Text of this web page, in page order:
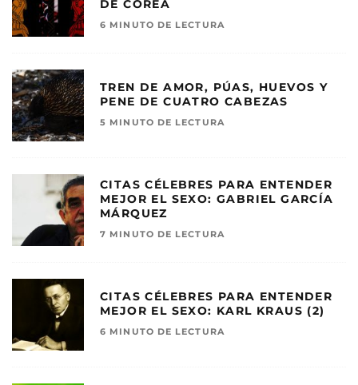
DE COREA
6 MINUTO DE LECTURA
TREN DE AMOR, PÚAS, HUEVOS Y
PENE DE CUATRO CABEZAS
5 MINUTO DE LECTURA
CITAS CÉLEBRES PARA ENTENDER
MEJOR EL SEXO: GABRIEL GARCÍA
MÁRQUEZ
7 MINUTO DE LECTURA
CITAS CÉLEBRES PARA ENTENDER
MEJOR EL SEXO: KARL KRAUS (2)
6 MINUTO DE LECTURA